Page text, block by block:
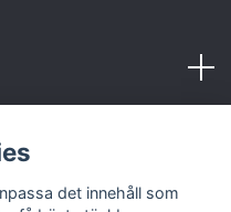
det innehåll som